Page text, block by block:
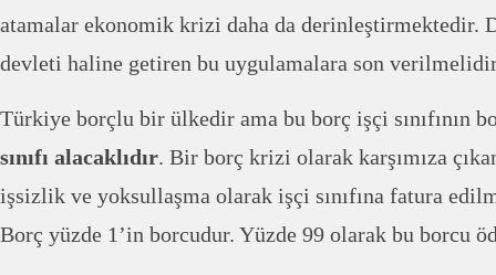
atamalar ekonomik krizi daha da derinleştirmektedir.
devleti haline getiren bu uygulamalara son
Türkiye borçlu bir ülkedir ama bu borç işçi sınıfının
sınıfı alacaklıdır. Bir borç krizi olarak karşımıza
işsizlik ve yoksullaşma olarak işçi sınıfına fatura
Borç yüzde 1’in borcudur. Yüzde 99 olarak bu borcu